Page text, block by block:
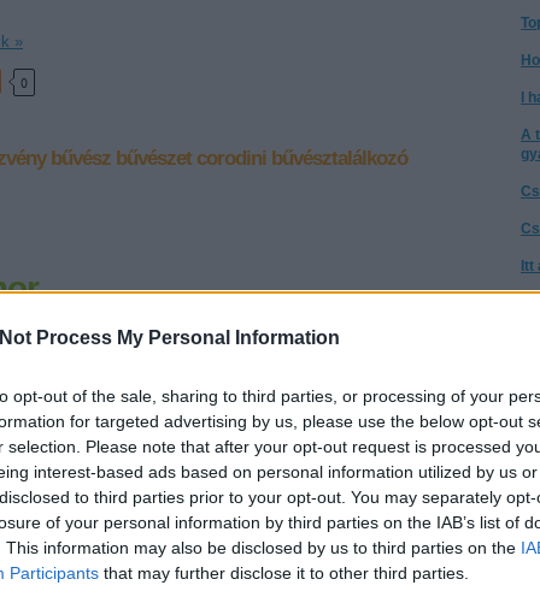
Process My Personal Information
opt-out of the sale, sharing to third parties, or processing of your
for targeted advertising by us, please use the below opt-out
selection. Please note that after your opt-out request is processed
interest-based ads based on personal information utilized by us
to third parties prior to your opt-out. You may separately
of your personal information by third parties on the IAB’s list of
This information may also be disclosed by us to third parties on the
Participants that may further disclose it to other third parties.
I
A
Itt
A
»
0
bűvész bűvészet corodini bűvésztalálkozó
Iván: A komikum elmélete című 1911-es könyvéből: Három
században úgy találja, hogy a bűvészeién azért nevetünk, mert
e vagy nem; a mint megértjük, nem nevetünk többé.…
»
0